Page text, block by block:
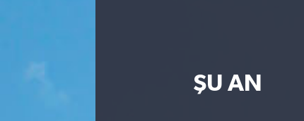
ŞU AN